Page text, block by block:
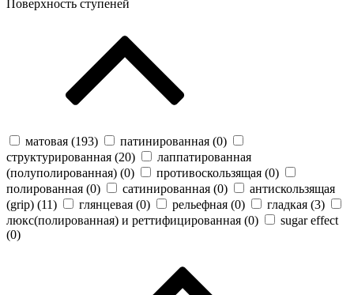
Поверхность ступеней
матовая (193) патинированная (0)
структурированная (20)
лаппатированная
(полуполированная) (0) противоскользящая (0)
полированная (0) сатинированная (0)
антискользящая
(grip) (11) глянцевая (0) рельефная (0) гладкая (3)
люкс(полированная) и реттифицированная (0)
sugar effect
(0)